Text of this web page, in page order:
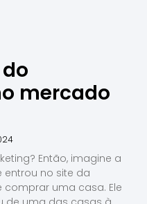
mercado
Então, imagine a
entrou no site da
uma casa. Ele